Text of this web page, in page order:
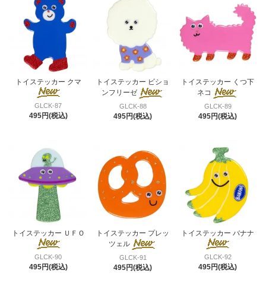
トイステッカー クマ
GLCK-87
495円(税込)
トイステッカー ビショ
ンフリーゼ
GLCK-88
495円(税込)
トイステッカー くつ下
ネコ
GLCK-89
495円(税込)
トイステッカー ＵＦＯ
GLCK-90
495円(税込)
トイステッカー プレッ
ツェル
GLCK-91
495円(税込)
トイステッカー バナナ
GLCK-92
495円(税込)